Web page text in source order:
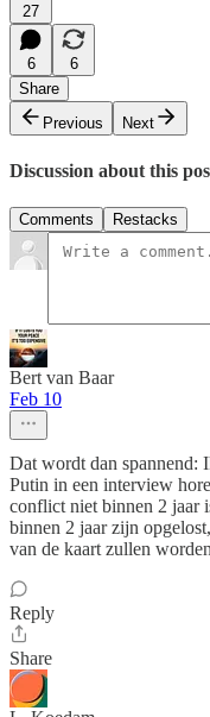
27
6
6
Share
Previous
Next
Discussion about this
Comments Restacks
Bert van Baar
Feb 10
Dat wordt dan spannend:
Putin in een interview
conflict niet binnen 2 jaar
binnen 2 jaar zijn
van de kaart zullen
Reply
Share